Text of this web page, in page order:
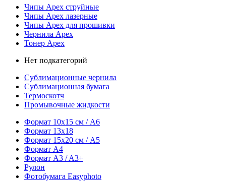
Чипы Apex струйные
Чипы Apex лазерные
Чипы Apex для прошивки
Чернила Apex
Тонер Apex
Нет подкатегорий
Сублимационные чернила
Сублимационная бумага
Термоскотч
Промывочные жидкости
Формат 10х15 см / A6
Формат 13х18
Формат 15х20 см / A5
Формат А4
Формат A3 / A3+
Рулон
Фотобумага Easyphoto